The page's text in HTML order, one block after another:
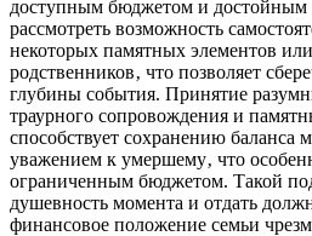
доступным бюджетом и
рассмотреть возможность
некоторых памятных элементов
родственников‚ что позволяет
глубины события. Принятие
траурного сопровождения и
способствует сохранению баланса
уважением к умершему‚ что
ограниченным бюджетом. Такой
душевность момента и отдать
финансовое положение семьи